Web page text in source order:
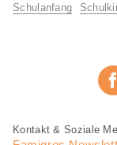
Informationen
Schulanfang
Fusszeile
Fusszeile
Kontakt & Soziale